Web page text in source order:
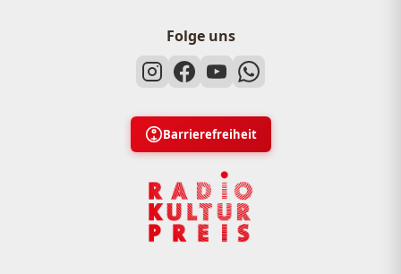
Folge uns
Barrierefreiheit